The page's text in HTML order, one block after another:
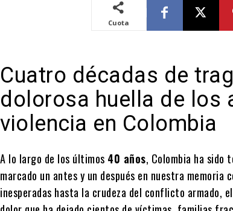
Cuota
Cuatro décadas de
dolorosa huella de los
violencia en Colombia
A lo largo de los últimos 40 años, Colombia ha sido
marcado un antes y un después en nuestra
inesperadas hasta la crudeza del conflicto armado,